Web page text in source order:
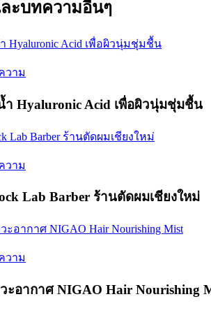
ะบทความอื่นๆ
วาม
ำ Hyaluronic Acid เพื่อผิวนุ่มชุ่มชื้น
วาม
Lab Barber ร้านตัดผมเชียงใหม่
วาม
ะอากาศ NIGAO Hair Nourishing